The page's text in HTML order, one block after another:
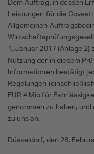
Dem Auftrag, in dessen
Leistungen für die
Allgemeinen
1. Januar 2017 (Anlage
Nutzung der in diesem
Informationen bestätigt
Regelungen
EUR 4 Mio für
genommen zu haben,
zu uns an.
Düsseldorf, den 28.